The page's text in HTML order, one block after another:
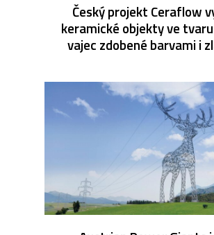
Český projekt Ceraflow
keramické objekty ve
vajec zdobené barvami i